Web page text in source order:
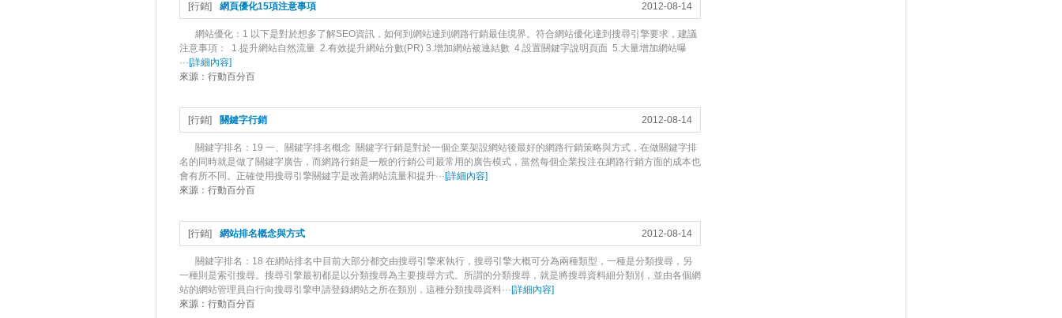
2012-08-14
[行銷] 網頁優化15項注意事項
網站優化：1 以下是對於想多了解SEO資訊，如何到網站達到網路行銷最佳境界。符合網站優化達到搜尋引擎要求，建議
注意事項： 1.提升網站自然流量 2.有效提升網站分數(PR) 3.增加網站被連結數 4.設置關鍵字說明頁面 5.大量增加網站曝
···[詳細內容]
來源： 行動百分百
2012-08-14
[行銷] 關鍵字行銷
關鍵字排名：19 一、關鍵字排名概念 關鍵字行銷是對於一個企業架設網站後最好的網路行銷策略與方式，在做關鍵字排
名的同時就是做了關鍵字廣告，而網路行銷是一般的行銷公司最常用的廣告模式，當然每個企業投注在網路行銷方面的成本也
會有所不同。正確使用搜尋引擎關鍵字是改善網站流量和提升···[詳細內容]
來源： 行動百分百
2012-08-14
[行銷] 網站排名概念與方式
關鍵字排名：18 在網站排名中目前大部分都交由搜尋引擎來執行，搜尋引擎大概可分為兩種類型，一種是分類搜尋，另
一種則是索引搜尋。搜尋引擎最初都是以分類搜尋為主要搜尋方式。所謂的分類搜尋，就是將搜尋資料細分類別，並由各個網
站的網站管理員自行向搜尋引擎申請登錄網站之所在類別，這種分類搜尋資料···[詳細內容]
來源： 行動百分百